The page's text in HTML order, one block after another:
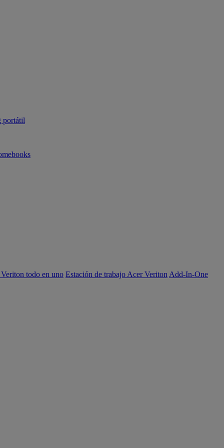
portátil
todo en uno Estación de trabajo Acer Veriton Add-In-One